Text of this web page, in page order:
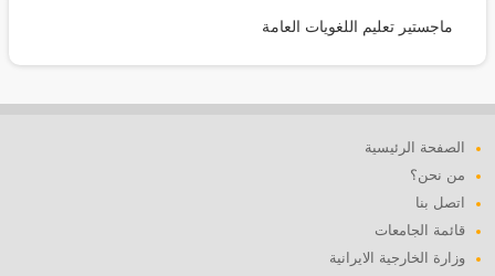
ماجستير تعليم اللغويات العامة
الصفحة الرئيسية
من نحن؟
اتصل بنا
قائمة الجامعات
وزارة الخارجية الايرانية